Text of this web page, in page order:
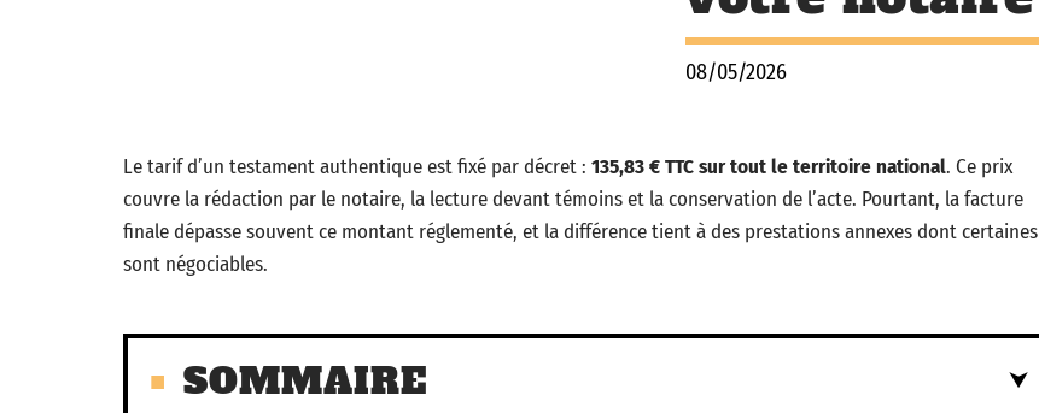
08/05/2026
Le tarif d’un testament authentique est fixé par décret : 135,83 € TTC sur tout le territoire national. Ce prix
couvre la rédaction par le notaire, la lecture devant témoins et la conservation de l’acte. Pourtant, la facture
finale dépasse souvent ce montant réglementé, et la différence tient à des prestations annexes dont certaines
sont négociables.
SOMMAIRE